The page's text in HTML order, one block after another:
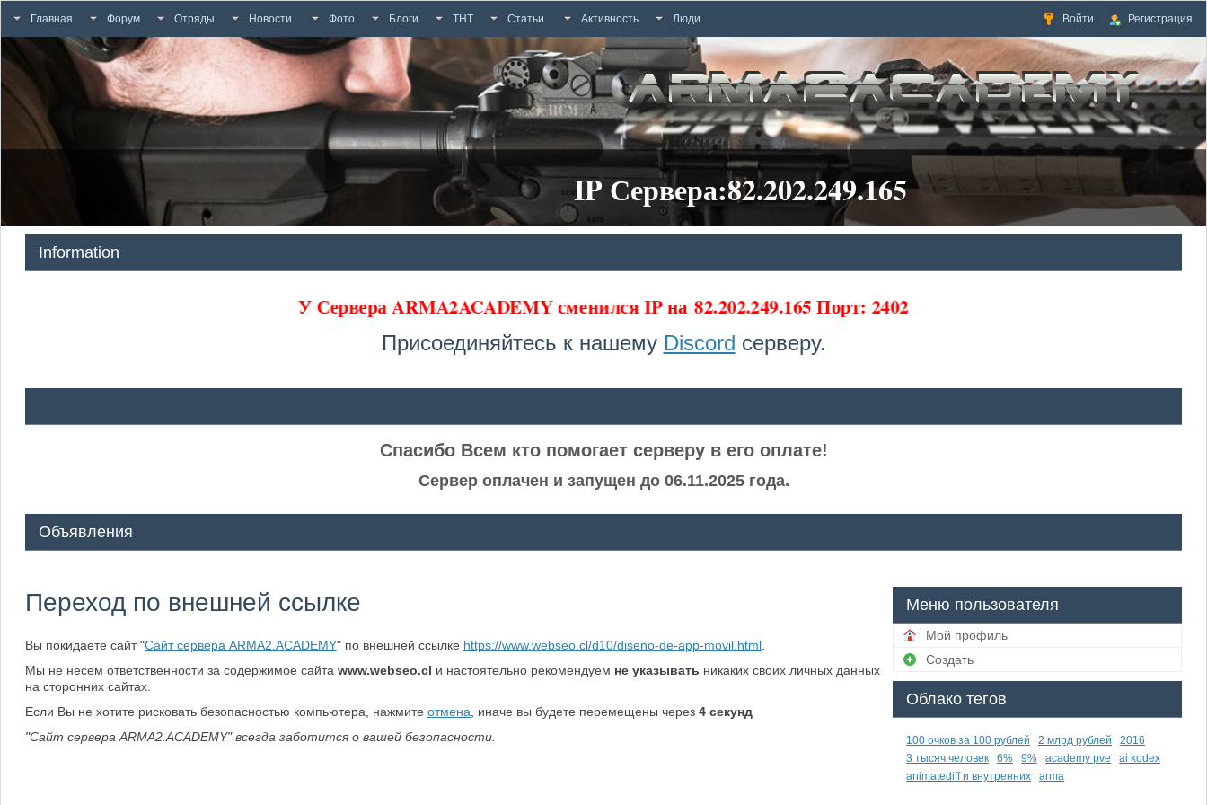
Главная Форум Отряды Новости Фото Блоги ТНТ Статьи Активность Люди Войти Регистрация
IP Сервера:82.202.249.165
Information
У Сервера ARMA2ACADEMY сменился IP на 82.202.249.165 Порт: 2402
Присоединяйтесь к нашему Discord серверу.
Спасибо Всем кто помогает серверу в его оплате!
Сервер оплачен и запущен до 06.11.2025 года.
Объявления
Переход по внешней ссылке
Вы покидаете сайт "Сайт сервера ARMA2.ACADEMY" по внешней ссылке https://www.webseo.cl/d10/diseno-de-app-movil.html.
Мы не несем ответственности за содержимое сайта www.webseo.cl и настоятельно рекомендуем не указывать никаких своих личных данных
на сторонних сайтах.
Если Вы не хотите рисковать безопасностью компьютера, нажмите отмена , иначе вы будете перемещены через 4секунд
"Сайт сервера ARMA2.ACADEMY" всегда заботится о вашей безопасности.
Меню пользователя
Мой профиль
Создать
Облако тегов
100 очков за 100 рублей 2 млрд рублей
2016
3 тысяч человек
6% 9% academy pve
ai kodex
animatediff и внутренних
arma